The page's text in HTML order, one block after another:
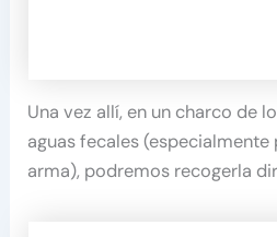
Una vez allí, en un charco de
aguas fecales
arma), podremos recogerla